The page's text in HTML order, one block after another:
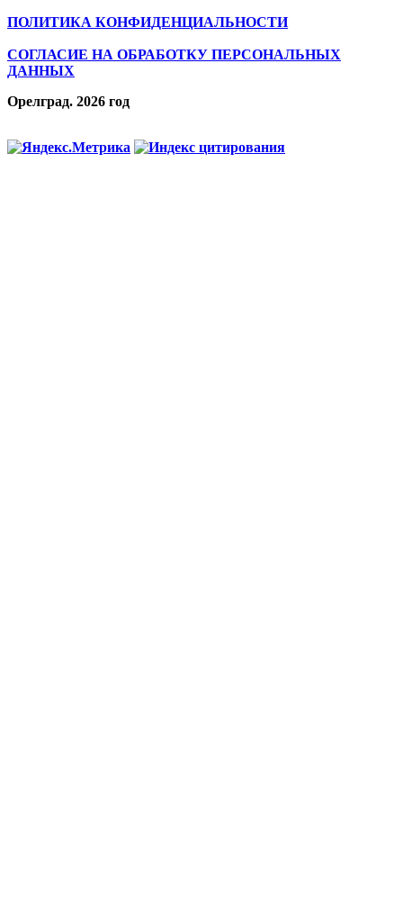
ПОЛИТИКА КОНФИДЕНЦИАЛЬНОСТИ
СОГЛАСИЕ НА ОБРАБОТКУ ПЕРСОНАЛЬНЫХ
ДАННЫХ
Орелград. 2026 год